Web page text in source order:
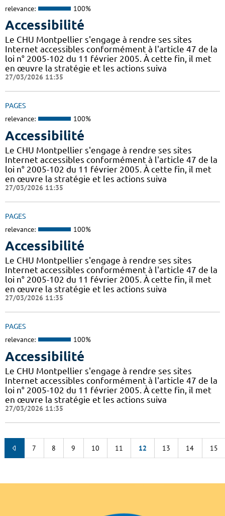
relevance: 100%
Accessibilité
Le CHU Montpellier s'engage à rendre ses sites
Internet accessibles conformément à l'article 47 de la
loi n° 2005-102 du 11 février 2005. À cette fin, il met
en œuvre la stratégie et les actions suiva
27/03/2026 11:35
PAGES
relevance: 100%
Accessibilité
Le CHU Montpellier s'engage à rendre ses sites
Internet accessibles conformément à l'article 47 de la
loi n° 2005-102 du 11 février 2005. À cette fin, il met
en œuvre la stratégie et les actions suiva
27/03/2026 11:35
PAGES
relevance: 100%
Accessibilité
Le CHU Montpellier s'engage à rendre ses sites
Internet accessibles conformément à l'article 47 de la
loi n° 2005-102 du 11 février 2005. À cette fin, il met
en œuvre la stratégie et les actions suiva
27/03/2026 11:35
PAGES
relevance: 100%
Accessibilité
Le CHU Montpellier s'engage à rendre ses sites
Internet accessibles conformément à l'article 47 de la
loi n° 2005-102 du 11 février 2005. À cette fin, il met
en œuvre la stratégie et les actions suiva
27/03/2026 11:35
7 8 9 10 11 12 13 14 15